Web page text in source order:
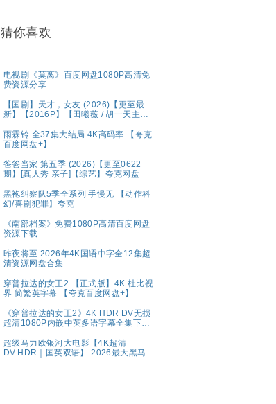
猜你喜欢
电视剧《莫离》百度网盘1080P高清免
费资源分享
【国剧】天才，女友 (2026)【更至最
新】【2016P】【田曦薇 / 胡一天主
雨霖铃 全37集大结局 4K高码率 【夸克
百度网盘+】
爸爸当家 第五季 (2026)【更至0622
期】[真人秀 亲子]【综艺】夸克网盘
黑袍纠察队5季全系列 手慢无 【动作科
幻/喜剧犯罪】夸克
《南部档案》免费1080P高清百度网盘
资源下载
昨夜将至 2026年4K国语中字全12集超
清资源网盘合集
穿普拉达的女王2 【正式版】4K 杜比视
界 简繁英字幕 【夸克百度网盘+】
《穿普拉达的女王2》4K HDR DV无损
超清1080P内嵌中英多语字幕全集下载
超级马力欧银河大电影【4K超清
DV.HDR｜国英双语】 2026最大黑马！